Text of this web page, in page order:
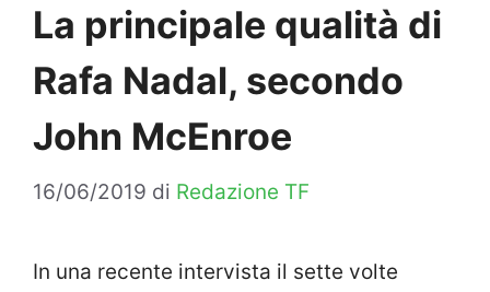
La principale qualità di
Rafa Nadal, secondo
John McEnroe
16/06/2019 di Redazione TF
In una recente intervista il sette volte